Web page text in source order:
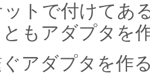
トで付けてあ
もアダプタを
アダプタを作